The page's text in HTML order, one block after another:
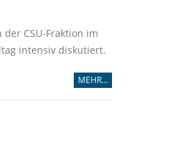
CSU-Fraktion im
intensiv diskutiert.
MEHR...